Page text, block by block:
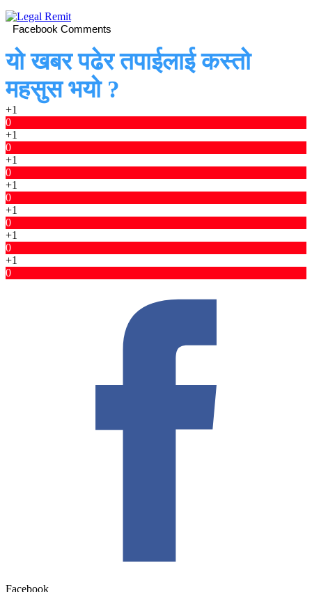
Facebook Comments
यो खबर पढेर तपाईलाई कस्तो
महसुस भयो ?
+1
0
+1
0
+1
0
+1
0
+1
0
+1
0
+1
0
Facebook